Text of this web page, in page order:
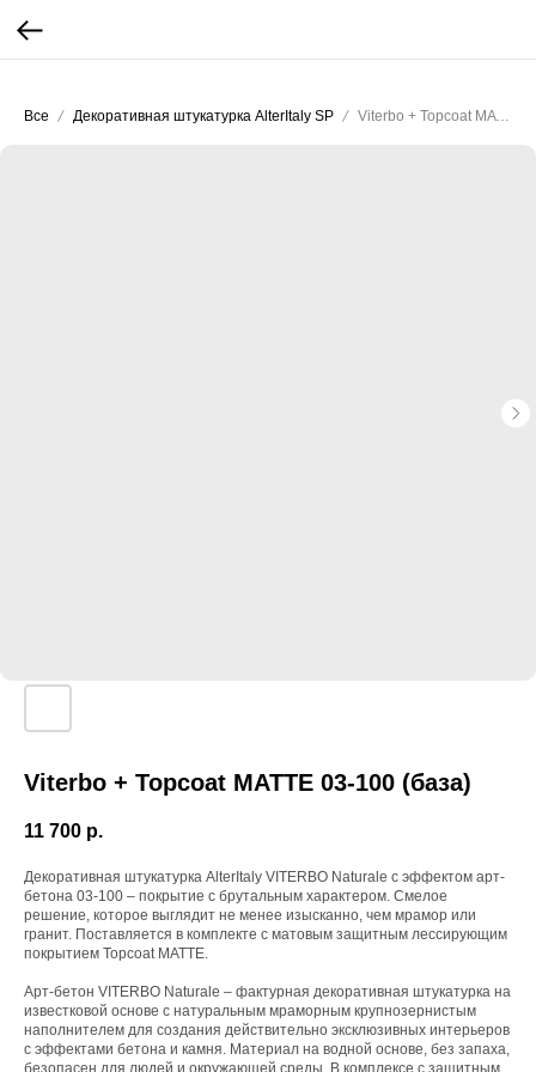
Все Декоративная штукатурка AlterItaly SP Viterbo + Topcoat MATTE 03-100 (база)
Viterbo + Topcoat MATTE 03-100 (база)
11 700 р.
Декоративная штукатурка AlterItaly VITERBO Naturale с эффектом арт-
бетона 03-100 – покрытие с брутальным характером. Смелое
решение, которое выглядит не менее изысканно, чем мрамор или
гранит. Поставляется в комплекте с матовым защитным лессирующим
покрытием Topcoat MATTE.
Арт-бетон VITERBO Naturale – фактурная декоративная штукатурка на
известковой основе с натуральным мраморным крупнозернистым
наполнителем для создания действительно эксклюзивных интерьеров
с эффектами бетона и камня. Материал на водной основе, без запаха,
безопасен для людей и окружающей среды. В комплексе с защитным